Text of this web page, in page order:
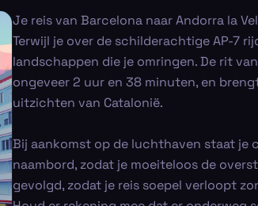
Je reis van Barcelona naar Andorra la
Terwijl je over de schilderachtige AP-7
landschappen die je omringen. De rit
ongeveer 2 uur en 38 minuten, en
uitzichten van Catalonië.
Bij aankomst op de luchthaven staat je
naambord, zodat je moeiteloos de
gevolgd, zodat je reis soepel verloopt